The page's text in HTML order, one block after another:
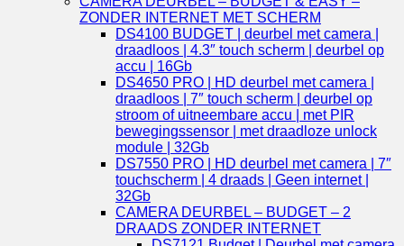
ZONDER INTERNET MET SCHERM
DS4100 BUDGET | deurbel met camera |
draadloos | 4.3″ touch scherm | deurbel op
accu | 16Gb
DS4650 PRO | HD deurbel met camera |
draadloos | 7″ touch scherm | deurbel op
stroom of uitneembare accu | met PIR
bewegingssensor | met draadloze unlock
module | 32Gb
DS7550 PRO | HD deurbel met camera | 7″
touchscherm | 4 draads | Geen internet |
32Gb
CAMERA DEURBEL – BUDGET – 2
DRAADS ZONDER INTERNET